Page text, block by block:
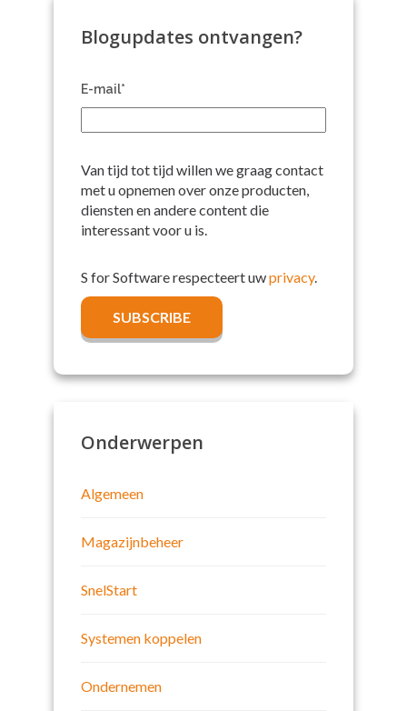
Blogupdates ontvangen?
E-mail*
Van tijd tot tijd willen we graag contact
met u opnemen over onze producten,
diensten en andere content die
interessant voor u is.
S for Software respecteert uwprivacy.
Onderwerpen
Algemeen
Magazijnbeheer
SnelStart
Systemen koppelen
Ondernemen